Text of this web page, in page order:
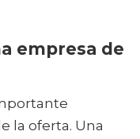
empresa de
la oferta. Una